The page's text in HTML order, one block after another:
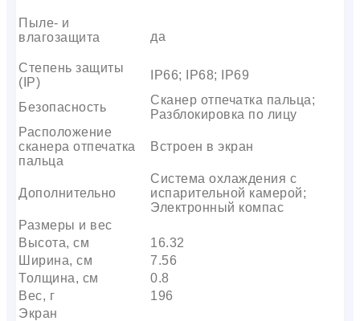
Пыле- и
влагозащита
да
Степень защиты
(IP)
IP66; IP68; IP69
Безопасность
Сканер отпечатка пальца;
Разблокировка по лицу
Расположение
сканера отпечатка
пальца
Встроен в экран
Дополнительно
Система охлаждения с
испарительной камерой;
Электронный компас
Размеры и вес
Высота, см
16.32
Ширина, см
7.56
Толщина, см
0.8
Вес, г
196
Экран